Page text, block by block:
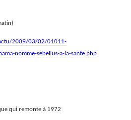
2009/03/02/01011-
nomme-sebelius-a-la-sante.php
qui remonte à 1972